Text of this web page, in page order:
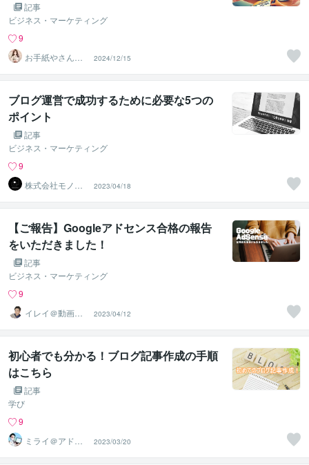
記事
ビジネス・マーケティング
9
お手紙やさんの
言葉たち
2024/12/15
ブログ運営で成功するために必要な5つの
ポイント
記事
ビジネス・マーケティング
9
株式会社モノク
ロマーケティン
グ
2023/04/18
【ご報告】Googleアドセンス合格の報告
をいただきました！
記事
ビジネス・マーケティング
9
イレイ＠動画編
集×HP制作
2023/04/12
初心者でも分かる！ブログ記事作成の手順
はこちら
記事
学び
9
ミライ＠アドセ
ンス審査アドバ
イザー✨
2023/03/20